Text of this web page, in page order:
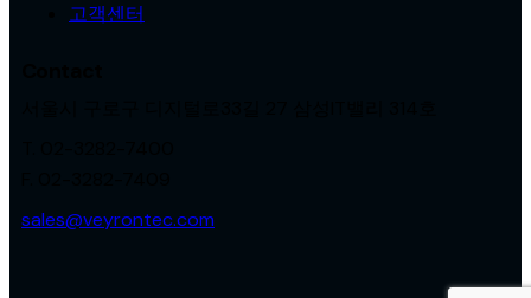
고객센터
sales@veyrontec.com